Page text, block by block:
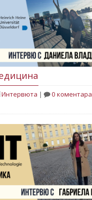
Интервюта | 0 коментара